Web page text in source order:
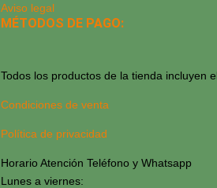
Aviso legal
MÉTODOS DE PAGO:
Todos los productos de la tienda incluyen
Condiciones de venta
Política de privacidad
Horario Atención Teléfono y Whatsapp
Lunes a viernes: